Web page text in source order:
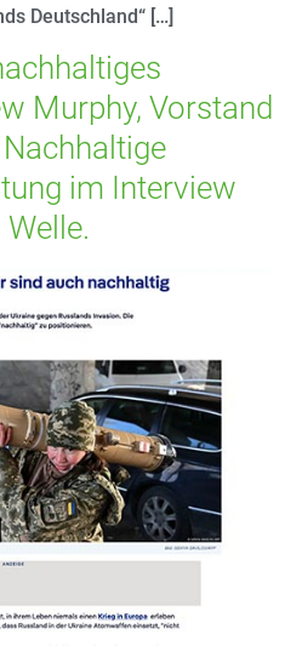
Deutschland“ […]
Murphy, Vorstand
im Interview